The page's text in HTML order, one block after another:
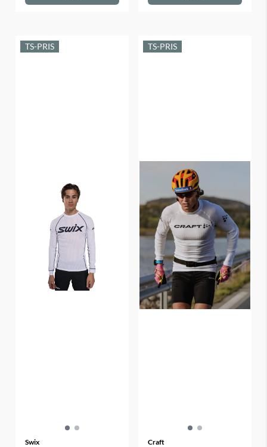
Swix Craft